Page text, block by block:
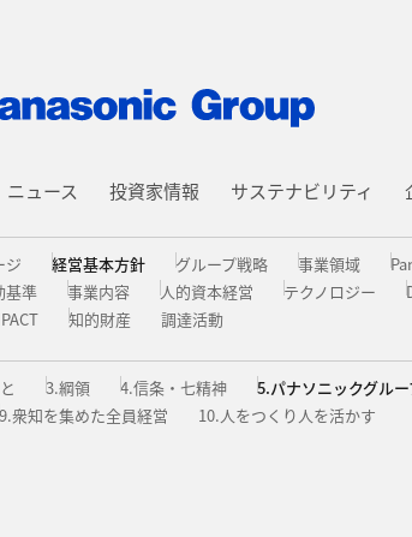
ニュース 投資家情報 サステナビリティ
ジ 経営基本方針 グループ戦略 事業領域
基準
事業内容 人的資本経営 テクノロジー
知的財産 調達活動
3.綱領 4.信条・七精神
5.パナソニックグル
9.衆知を集めた全員経営 10.人をつくり人を活かす